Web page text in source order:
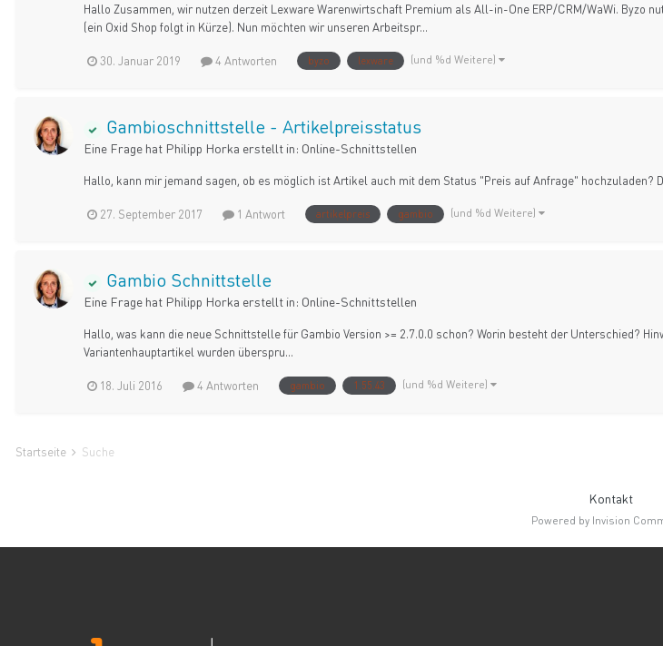
Hallo Zusammen, wir nutzen derzeit Lexware Warenwirtschaft Premium als All-in-One ERP/CRM/WaWi. Byzo
(ein Oxid Shop folgt in Kürze). Nun möchten wir unseren Arbeitspr...
30. Januar 2019 4 Antworten byzo lexware (und %d Weitere)
Gambioschnittstelle - Artikelpreisstatus
Eine Frage hat Philipp Horka erstellt in: Online-Schnittstellen
Hallo, kann mir jemand sagen, ob es möglich ist Artikel auch mit dem Status "Preis auf Anfrage" hochzuladen?
27. September 2017 1 Antwort artikelpreis gambio (und %d Weitere)
Gambio Schnittstelle
Eine Frage hat Philipp Horka erstellt in: Online-Schnittstellen
Hallo, was kann die neue Schnittstelle für Gambio Version >= 2.7.0.0 schon? Worin besteht der Unterschied?
Variantenhauptartikel wurden überspru...
18. Juli 2016 4 Antworten gambio 1.55.43 (und %d Weitere)
Startseite Suche
Kontakt
Powered by Invision